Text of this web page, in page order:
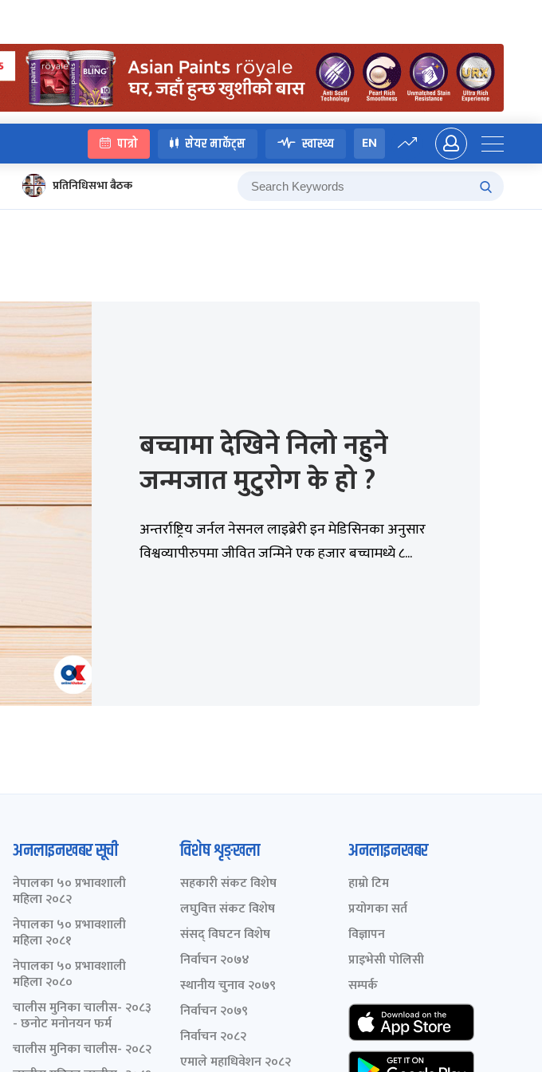
पात्रो सेयर मार्केट्स स्वास्थ्य EN
प्रतिनिधिसभा बैठक
बच्चामा देखिने निलो नहुने
जन्मजात मुटुरोग के हो ?
अन्तर्राष्ट्रिय जर्नल नेसनल लाइब्रेरी इन मेडिसिनका अनुसार
विश्वव्यापीरुपमा जीवित जन्मिने एक हजार बच्चामध्ये ८...
अनलाइनखबर सूची
नेपालका ५० प्रभावशाली
महिला २०८२
नेपालका ५० प्रभावशाली
महिला २०८१
नेपालका ५० प्रभावशाली
महिला २०८०
चालीस मुनिका चालीस- २०८३
- छनोट मनोनयन फर्म
चालीस मुनिका चालीस- २०८२
विशेष शृङ्खला
सहकारी संकट विशेष
लघुवित्त संकट विशेष
संसद् विघटन विशेष
निर्वाचन २०७४
स्थानीय चुनाव २०७९
निर्वाचन २०७९
निर्वाचन २०८२
एमाले महाधिवेशन २०८२
अनलाइनखबर
हाम्रो टिम
प्रयोगका सर्त
विज्ञापन
प्राइभेसी पोलिसी
सम्पर्क